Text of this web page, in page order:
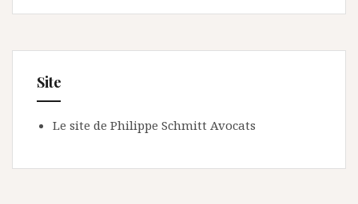
Site
Le site de Philippe Schmitt Avocats